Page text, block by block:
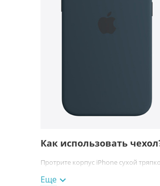
Как использовать
Протрите корпус iPhone сухой
Комплектация:
Еще 